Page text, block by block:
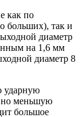
как по
больших), так и
диаметр
на 1,6 мм
диаметр 8
ударную
но меньшую
большое